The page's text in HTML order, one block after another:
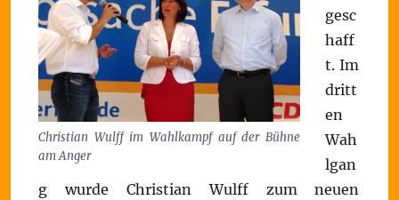
Christian Wulff im Wahlkampf auf der Bühne
am Anger
gesc
haff
t. Im
dritt
en
Wah
lgan
g wurde Christian Wulff zum neuen